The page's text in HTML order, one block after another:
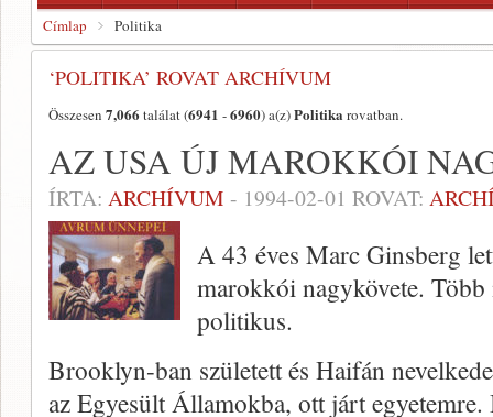
Címlap Politika
‘POLITIKA’ ROVAT ARCHÍVUM
Összesen 7,066 találat (6941 -6960) a(z)Politika rovatban.
AZ USA ÚJ MAROKKÓI
ÍRTA: ARCHÍVUM - 1994-02-01 ROVAT:
A 43 éves Marc Ginsberg
marok­kói nagykövete.
poli­tikus.
Brooklyn-ban született és Haifán
az Egyesült Államokba, ott járt